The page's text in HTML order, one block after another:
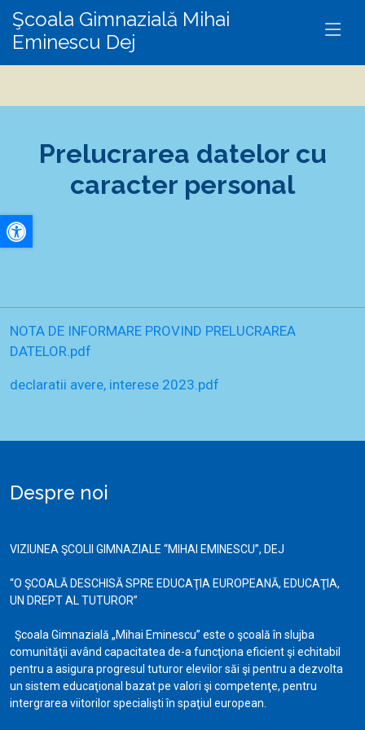
Şcoala Gimnazială Mihai
Eminescu Dej
A+
Prelucrarea datelor cu
caracter personal
NOTA DE INFORMARE PROVIND PRELUCRAREA
DATELOR.pdf
declaratii avere, interese 2023.pdf
Despre noi
VIZIUNEA ŞCOLII GIMNAZIALE “MIHAI EMINESCU”, DEJ
“O ŞCOALĂ DESCHISĂ SPRE EDUCAŢIA EUROPEANĂ, EDUCAŢIA,
UN DREPT AL TUTUROR”
Şcoala Gimnazială „Mihai Eminescu” este o şcoală în slujba
comunităţii având capacitatea de-a funcţiona eficient şi echitabil
pentru a asigura progresul tuturor elevilor săi şi pentru a dezvolta
un sistem educaţional bazat pe valori şi competenţe, pentru
intergrarea viitorilor specialişti în spaţiul european.